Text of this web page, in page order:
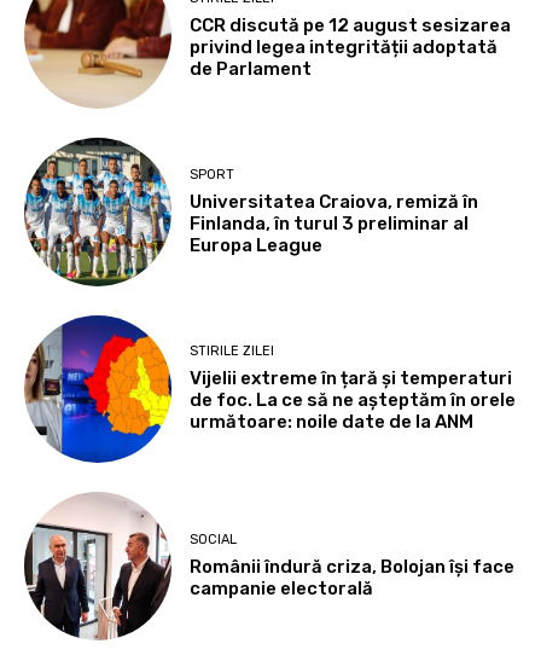
CCR discută pe 12 august sesizarea
privind legea integrității adoptată
de Parlament
SPORT
Universitatea Craiova, remiză în
Finlanda, în turul 3 preliminar al
Europa League
STIRILE ZILEI
Vijelii extreme în țară și temperaturi
de foc. La ce să ne așteptăm în orele
următoare: noile date de la ANM
SOCIAL
Românii îndură criza, Bolojan își face
campanie electorală